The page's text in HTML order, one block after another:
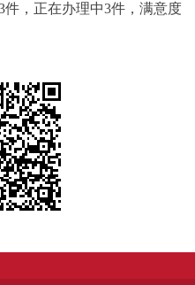
，正在办理中3件，满意度